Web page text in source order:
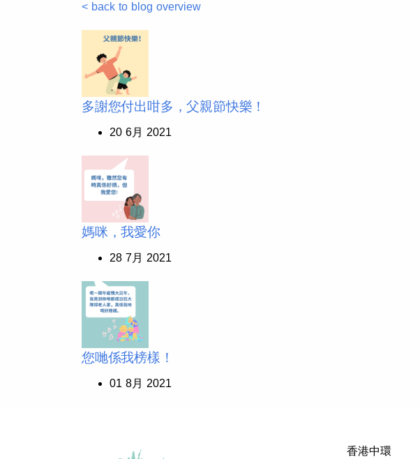
< back to blog overview
多謝您付出咁多，父親節快樂！
20 6月 2021
媽咪，我愛你
28 7月 2021
您哋係我榜樣！
01 8月 2021
香港中環